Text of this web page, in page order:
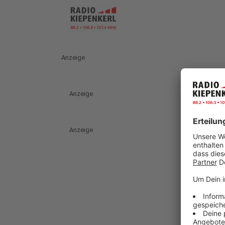
Anzeige
Anzeige
Anzeige